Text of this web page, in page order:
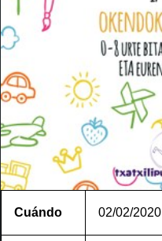
Cuándo 02/02/2020